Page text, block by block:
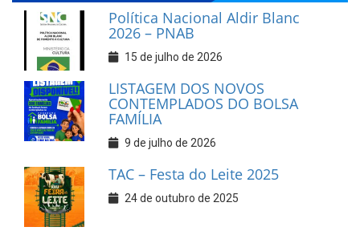
Política Nacional Aldir Blanc
2026 – PNAB
15 de julho de 2026
LISTAGEM DOS NOVOS
CONTEMPLADOS DO BOLSA
FAMÍLIA
9 de julho de 2026
TAC – Festa do Leite 2025
24 de outubro de 2025